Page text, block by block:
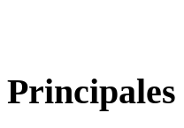
Principales